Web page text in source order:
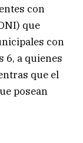
con
que
con
6, a quienes
que el
posean